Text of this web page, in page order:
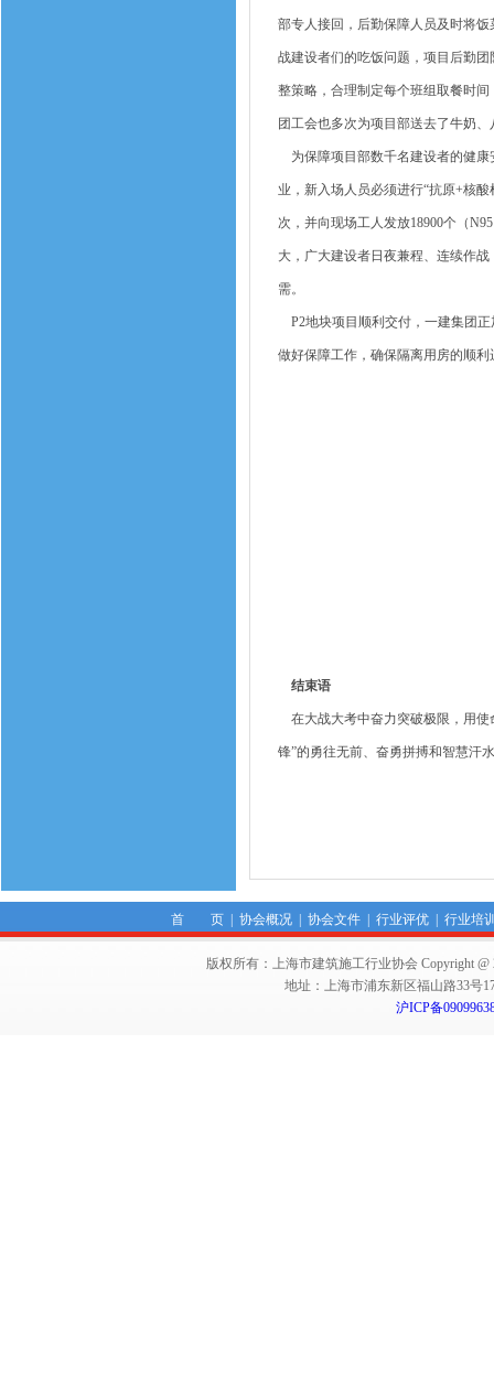
部专人接回，后勤保障人员及时将
战建设者们的吃饭问题，项目后勤
整策略，合理制定每个班组取餐时
团工会也多次为项目部送去了牛奶
为保障项目部数千名建设者的健康
业，新入场人员必须进行“抗原+核
次，并向现场工人发放18900个（
大，广大建设者日夜兼程、连续作
需。
P2地块项目顺利交付，一建集团
做好保障工作，确保隔离用房的顺利
结束语
在大战大考中奋力突破极限，用使
锋”的勇往无前、奋勇拼搏和智慧汗
首 页| 协会概况| 协会文件| 行业评优| 行业培
版权所有：上海市建筑施工行业协会 Copyright @
地址：上海市浦东新区福山路33号
沪ICP备